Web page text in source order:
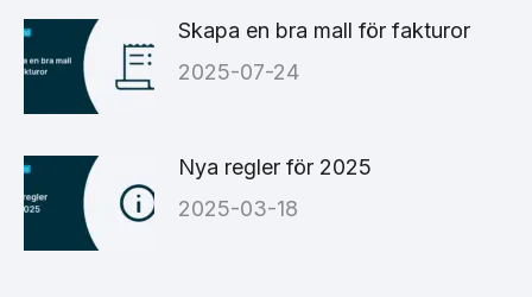
Skapa en bra mall för fakturor
2025-07-24
Nya regler för 2025
2025-03-18